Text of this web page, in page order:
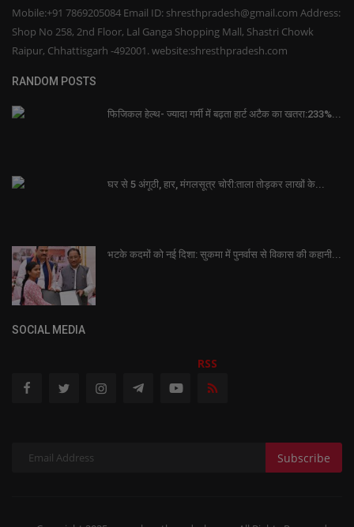
Mobile:+91 7869205084 Email ID: shresthpradesh@gmail.com Address:
Shop No 258, 2nd Floor, Lal Ganga Shopping Mall, Shastri Chowk
Raipur, Chhattisgarh -492001. website:shresthpradesh.com
RANDOM POSTS
फिजिकल हेल्थ- ज्यादा गर्मी में बढ़ता हार्ट अटैक का खतरा:233%...
घर से 5 अंगूठी, हार, मंगलसूत्र चोरी:ताला तोड़कर लाखों के...
भटके कदमों को नई दिशा: सुकमा में पुनर्वास से विकास की कहानी...
SOCIAL MEDIA
RSS
Subscribe